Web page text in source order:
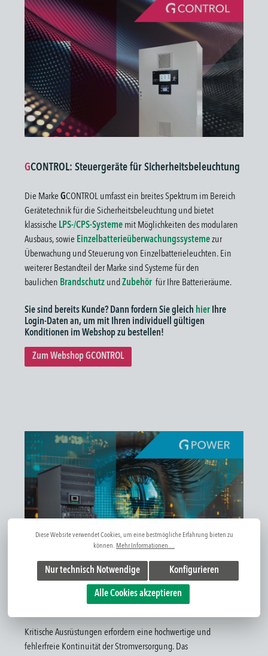
GCONTROL: Steuergeräte für Sicherheitsbeleuchtung
Die Marke GCONTROL umfasst ein breites Spektrum im Bereich
Gerätetechnik für die Sicherheitsbeleuchtung und bietet
klassische LPS-/CPS-Systeme mit Möglichkeiten des modularen
Ausbaus, sowie Einzelbatterieüberwachungssystemezur
Überwachung und Steuerung von Einzelbatterieleuchten. Ein
weiterer Bestandteil der Marke sind Systeme für den
baulichen Brandschutz und Zubehör für Ihre Batterieräume.
Sie sind bereits Kunde? Dann fordern Sie gleich hier Ihre
Login-Daten an, um mit Ihren individuell gültigen
Konditionen im Webshop zu bestellen!
Zum Webshop GCONTROL
POWER: Notstromsysteme
Kritische Ausrüstungen erfordern eine hochwertige und
fehlerfreie Kontinuität der Stromversorgung. Das
Diese Website verwendet Cookies, um eine bestmögliche Erfahrung bieten zu
können. Mehr Informationen ...
Nur technisch Notwendige Konfigurieren
Alle Cookies akzeptieren